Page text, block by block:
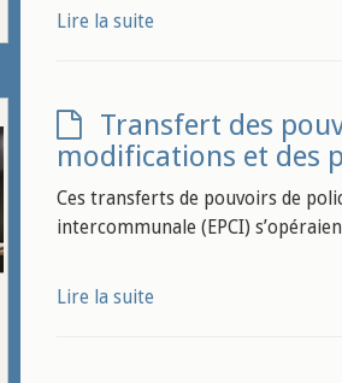
Lire la suite
Transfert des
modifications et des
Ces transferts de pouvoirs de
intercommunale (EPCI)
Lire la suite